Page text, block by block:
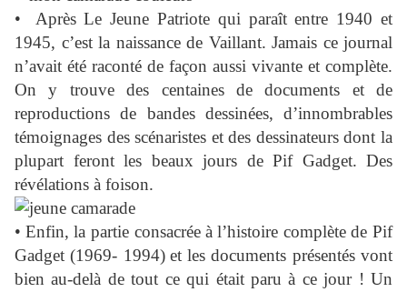
• AprèsLe Jeune Patriote qui paraît entre 1940 et
1945, c’est la naissance de Vaillant. Jamais ce journal
n’avait été raconté de façon aussi vivante et complète.
On y trouve des centaines de documents et de
reproductions de bandes dessinées, d’innombrables
témoignages des scénaristes et des dessinateurs dont la
plupart feront les beaux jours de Pif Gadget. Des
révélations à foison.
• Enfin, la partie consacrée à l’histoire complète de Pif
Gadget (1969- 1994) et les documents présentés vont
bien au-delà de tout ce qui était paru à ce jour ! Un